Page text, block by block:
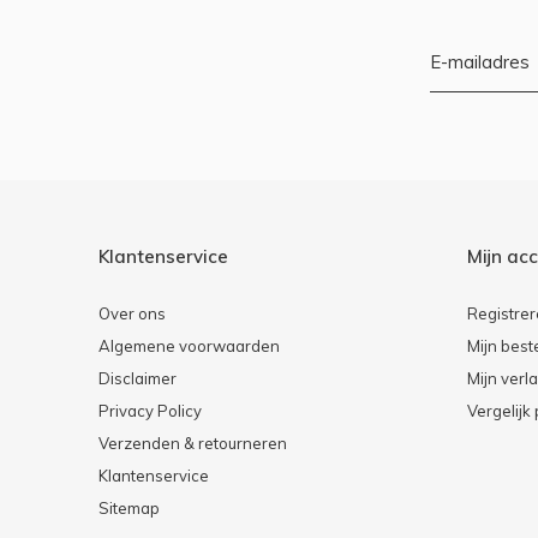
Klantenservice
Over ons
Algemene voorwaarden
Disclaimer
Privacy Policy
Verzenden & retourneren
Klantenservice
Sitemap
Mijn
Mijn
Mijn
Vergelijk